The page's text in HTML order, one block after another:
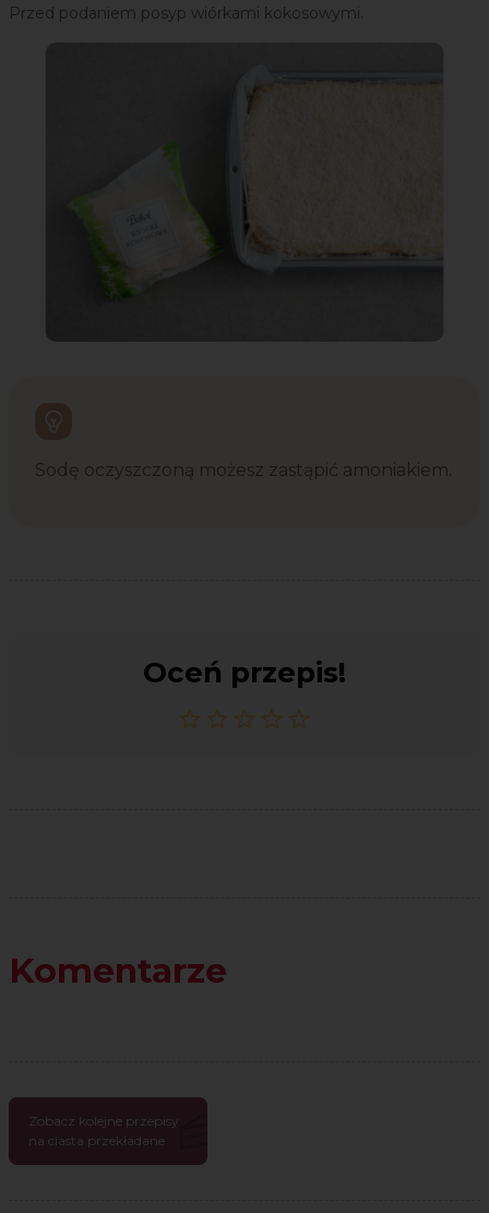
Przed podaniem posyp wiórkami kokosowymi.
Sodę oczyszczoną możesz zastąpić amoniakiem.
Oceń przepis!
Komentarze
Zobacz kolejne przepisy
na ciasta przekładane